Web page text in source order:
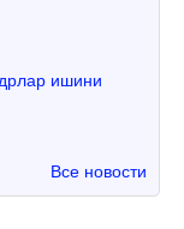
ишини
Все новости